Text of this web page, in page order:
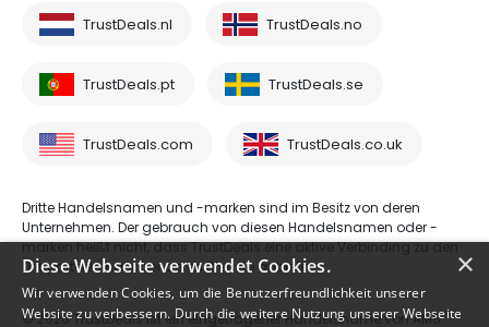
TrustDeals.nl TrustDeals.no
TrustDeals.pt TrustDeals.se
TrustDeals.com TrustDeals.co.uk
Dritte Handelsnamen und -marken sind im Besitz von deren
Unternehmen. Der gebrauch von diesen Handelsnamen oder -
marken heißt nicht, dass TrustDeals eine aktive Verbinding zu den
Drittparteien hat oder deren Dienste anbietet.
© 2026 TrustDeals ist ein eingetragener Handelsname von AMS
×
Diese Webseite verwendet Cookies.
Wir verwenden Cookies, um die Benutzerfreundlichkeit unserer
Website zu verbessern. Durch die weitere Nutzung unserer Webseite